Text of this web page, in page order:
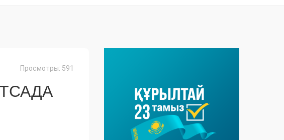
Просмотры: 591